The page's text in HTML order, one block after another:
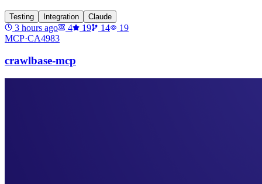
Testing Integration Claude
3 hours ago 4 19 14
19
MCP·CA4983
crawlbase-mcp